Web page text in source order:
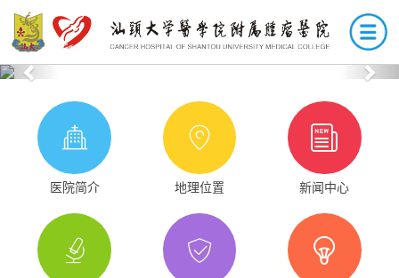
Previous
医院简介 地理位置 新闻中心